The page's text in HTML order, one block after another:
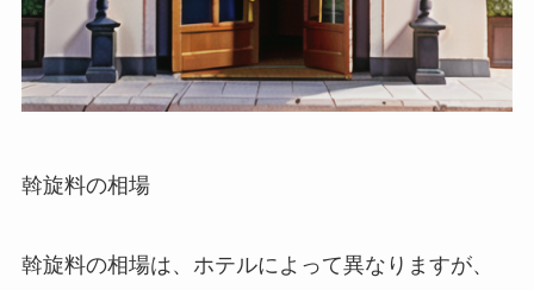
斡旋料の相場
斡旋料の相場は、ホテルによって異なりますが、